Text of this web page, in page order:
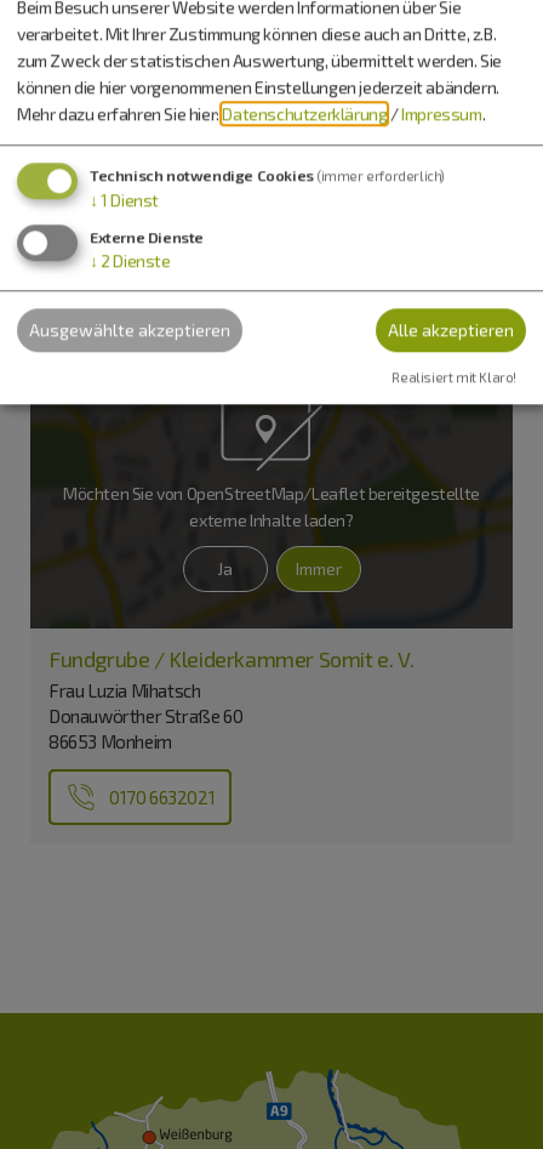
Alle Fundgrube-Termine für...
in Kalender exportieren
Eintrittspreise
Eintritt frei
Möchten Sie von OpenStreetMap/Leafletbereitgestellte
externe Inhalte laden?
Ja Immer
Fundgrube / Kleiderkammer Somit e. V.
Frau Luzia Mihatsch
Donauwörther Straße 60
86653 Monheim
0170 6632021
Beim Besuch unserer Website werden Informationen über Sie
verarbeitet. Mit Ihrer Zustimmung können diese auch an Dritte, z.B.
zum Zweck der statistischen Auswertung, übermittelt werden. Sie
können die hier vorgenommenen Einstellungen jederzeit abändern.
Mehr dazu erfahren Sie hier:Datenschutzerklärung /Impressum.
Technisch notwendige Cookies (immer erforderlich)
↓ 1 Dienst
Externe Dienste
↓ 2 Dienste
Ausgewählte akzeptieren Alle akzeptieren
Realisiert mit Klaro!